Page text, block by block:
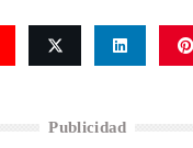
Publicidad